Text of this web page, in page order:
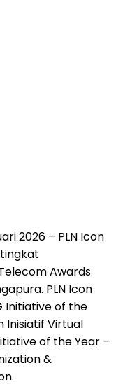
2026 – PLN Icon
Awards
PLN Icon
Initiative of the
Inisiatif Virtual
of the Year –
&